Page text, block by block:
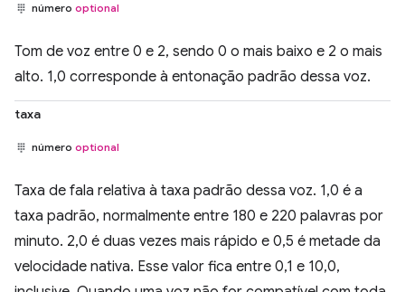
número optional
Tom de voz entre 0 e 2, sendo 0 o mais baixo e 2 o mais
alto. 1,0 corresponde à entonação padrão dessa voz.
taxa
número optional
Taxa de fala relativa à taxa padrão dessa voz. 1,0 é a
taxa padrão, normalmente entre 180 e 220 palavras por
minuto. 2,0 é duas vezes mais rápido e 0,5 é metade da
velocidade nativa. Esse valor fica entre 0,1 e 10,0,